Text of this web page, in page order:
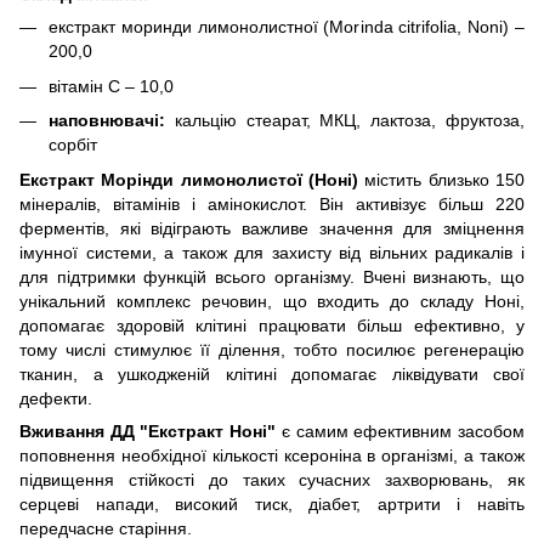
екстракт моринди лимонолистної (Morinda citrifolia, Noni) –
200,0
вітамін С – 10,0
наповнювачі: кальцію стеарат, МКЦ, лактоза, фруктоза,
сорбіт
Екстракт Морінди лимонолистої (Ноні) містить близько 150
мінералів, вітамінів і амінокислот. Він активізує більш 220
ферментів, які відіграють важливе значення для зміцнення
імунної системи, а також для захисту від вільних радикалів і
для підтримки функцій всього організму. Вчені визнають, що
унікальний комплекс речовин, що входить до складу Ноні,
допомагає здоровій клітині працювати більш ефективно, у
тому числі стимулює її ділення, тобто посилює регенерацію
тканин, а ушкодженій клітині допомагає ліквідувати свої
дефекти.
Вживання ДД "Екстракт Ноні" є самим ефективним засобом
поповнення необхідної кількості ксероніна в організмі, а також
підвищення стійкості до таких сучасних захворювань, як
серцеві напади, високий тиск, діабет, артрити і навіть
передчасне старіння.